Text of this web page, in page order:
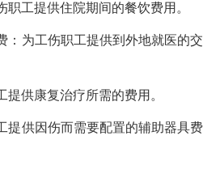
工提供住院期间的餐饮费用。
：为工伤职工提供到外地就医的交
提供康复治疗所需的费用。
提供因伤而需要配置的辅助器具费